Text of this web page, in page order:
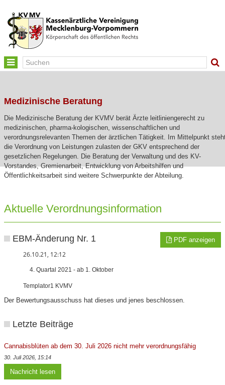
Toggle
navigation
Medizinische Beratung
Die Medizinische Beratung der KVMV berät Ärzte leitliniengerecht zu
medizinischen, pharma-kologischen, wissenschaftlichen und
verordnungsrelevanten Themen der ärztlichen Tätigkeit. Im Mittelpunkt
die Verordnung von Leistungen zulasten der GKV entsprechend der
gesetzlichen Regelungen. Die Beratung der Verwaltung und des KV-
Vorstandes, Gremienarbeit, Entwicklung von Arbeitshilfen und
Öffentlichkeitsarbeit sind weitere Schwerpunkte der Abteilung.
Aktuelle Verordnungsinformation
PDF anzeigen
EBM-Änderung Nr. 1
26.10.21, 12:12
4. Quartal 2021 - ab 1. Oktober
Templator1 KVMV
Der Bewertungsausschuss hat dieses und jenes beschlossen.
Letzte Beiträge
Cannabisblüten ab dem 30. Juli 2026 nicht mehr verordnungsfähig
30. Juli 2026, 15:14
Nachricht lesen